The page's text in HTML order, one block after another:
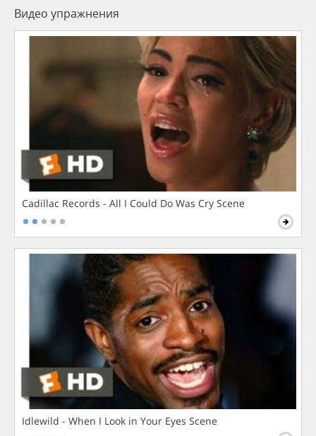
Видео упражнения
Cadillac Records - All I Could Do Was Cry Scene
Idlewild - When I Look in Your Eyes Scene